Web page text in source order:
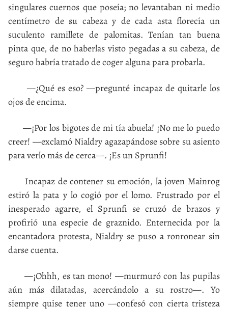
singulares cuernos que poseía; no levantaban ni medio
centímetro de su cabeza y de cada asta florecía un
suculento ramillete de palomitas. Tenían tan buena
pinta que, de no haberlas visto pegadas a su cabeza, de
seguro habría tratado de coger alguna para probarla.
—¿Qué es eso? —pregunté incapaz de quitarle los
ojos de encima.
—¡Por los bigotes de mi tía abuela! ¡No me lo puedo
creer! —exclamó Nialdry agazapándose sobre su asiento
para verlo más de cerca—. ¡Es un Sprunfi!
Incapaz de contener su emoción, la joven Mainrog
estiró la pata y lo cogió por el lomo. Frustrado por el
inesperado agarre, el Sprunfi se cruzó de brazos y
profirió una especie de graznido. Enternecida por la
encantadora protesta, Nialdry se puso a ronronear sin
darse cuenta.
—¡Ohhh, es tan mono! —murmuró con las pupilas
aún más dilatadas, acercándolo a su rostro—. Yo
siempre quise tener uno —confesó con cierta tristeza